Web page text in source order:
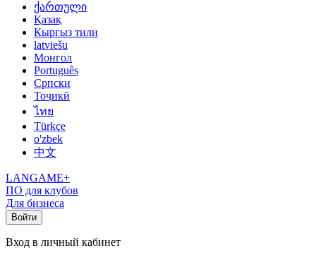
ქართული
Қазақ
Кыргыз тили
latviešu
Монгол
Português
Српски
Тоҷикӣ
ไทย
Türkçe
o'zbek
中文
LANGAME+
ПО для клубов
Для бизнеса
Войти
Вход в личный кабинет